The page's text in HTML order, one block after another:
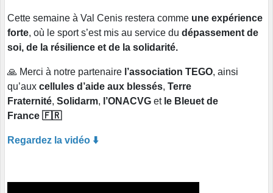
Cette semaine à Val Cenis restera comme une expérience
forte, où le sport s’est mis au service du dépassement de
soi, de la résilience et de la solidarité.
🙏 Merci à notre partenaire l’association TEGO, ainsi
qu’aux cellules d’aide aux blessés, Terre
Fraternité, Solidarm, l’ONACVG et le Bleuet de
France 🇫🇷
Regardez la vidéo ⬇️